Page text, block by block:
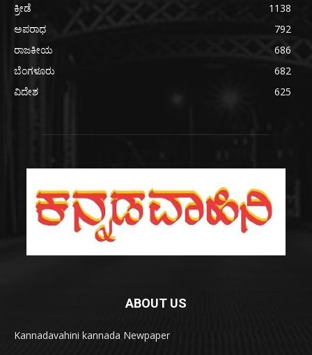
ಕ್ರೀಡೆ
1138
ಅಪರಾಧ
792
ರಾಜಕೀಯ
686
ಬೆಂಗಳೂರು
682
ವಿದೇಶ
625
ABOUT US
Kannadavahini kannada Newpaper